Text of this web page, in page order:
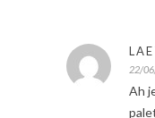
22/
Ah